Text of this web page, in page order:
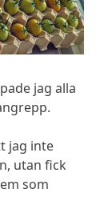
jag alla
jag inte
utan fick
som